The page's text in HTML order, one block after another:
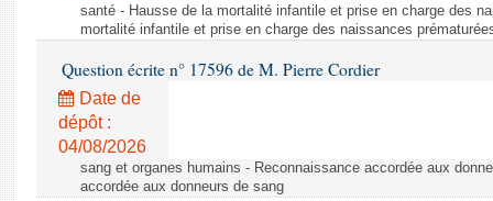
santé - Hausse de la mortalité infantile et prise en charge des
mortalité infantile et prise en charge des naissances
Question écrite n° 17596 de M. Pierre Cordier
Date de
dépôt :
04/08/2026
sang et organes humains - Reconnaissance accordée aux
accordée aux donneurs de sang